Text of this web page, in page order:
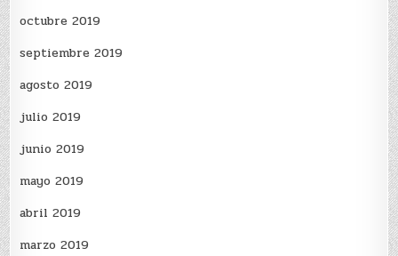
octubre 2019
septiembre 2019
agosto 2019
julio 2019
junio 2019
mayo 2019
abril 2019
marzo 2019